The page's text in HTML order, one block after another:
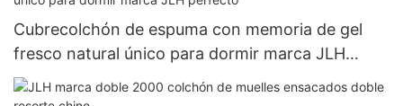
Cubrecolchón de espuma con memoria de gel
fresco natural único para dormir marca JLH
perfecto